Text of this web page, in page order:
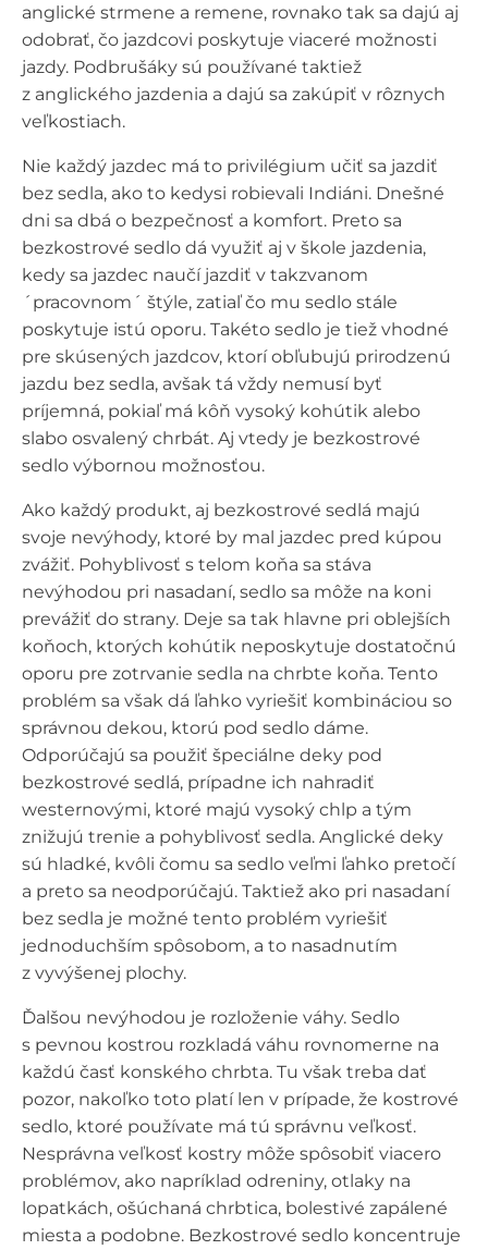
anglické strmene a remene, rovnako tak sa dajú aj
odobrať, čo jazdcovi poskytuje viaceré možnosti
jazdy. Podbrušáky sú používané taktiež
z anglického jazdenia a dajú sa zakúpiť v rôznych
veľkostiach.
Nie každý jazdec má to privilégium učiť sa jazdiť
bez sedla, ako to kedysi robievali Indiáni. Dnešné
dni sa dbá o bezpečnosť a komfort. Preto sa
bezkostrové sedlo dá využiť aj v škole jazdenia,
kedy sa jazdec naučí jazdiť v takzvanom
´pracovnom´ štýle, zatiaľ čo mu sedlo stále
poskytuje istú oporu. Takéto sedlo je tiež vhodné
pre skúsených jazdcov, ktorí obľubujú prirodzenú
jazdu bez sedla, avšak tá vždy nemusí byť
príjemná, pokiaľ má kôň vysoký kohútik alebo
slabo osvalený chrbát. Aj vtedy je bezkostrové
sedlo výbornou možnosťou.
Ako každý produkt, aj bezkostrové sedlá majú
svoje nevýhody, ktoré by mal jazdec pred kúpou
zvážiť. Pohyblivosť s telom koňa sa stáva
nevýhodou pri nasadaní, sedlo sa môže na koni
prevážiť do strany. Deje sa tak hlavne pri oblejších
koňoch, ktorých kohútik neposkytuje dostatočnú
oporu pre zotrvanie sedla na chrbte koňa. Tento
problém sa však dá ľahko vyriešiť kombináciou so
správnou dekou, ktorú pod sedlo dáme.
Odporúčajú sa použiť špeciálne deky pod
bezkostrové sedlá, prípadne ich nahradiť
westernovými, ktoré majú vysoký chlp a tým
znižujú trenie a pohyblivosť sedla. Anglické deky
sú hladké, kvôli čomu sa sedlo veľmi ľahko pretočí
a preto sa neodporúčajú. Taktiež ako pri nasadaní
bez sedla je možné tento problém vyriešiť
jednoduchším spôsobom, a to nasadnutím
z vyvýšenej plochy.
Ďalšou nevýhodou je rozloženie váhy. Sedlo
s pevnou kostrou rozkladá váhu rovnomerne na
každú časť konského chrbta. Tu však treba dať
pozor, nakoľko toto platí len v prípade, že kostrové
sedlo, ktoré používate má tú správnu veľkosť.
Nesprávna veľkosť kostry môže spôsobiť viacero
problémov, ako napríklad odreniny, otlaky na
lopatkách, ošúchaná chrbtica, bolestivé zapálené
miesta a podobne. Bezkostrové sedlo koncentruje